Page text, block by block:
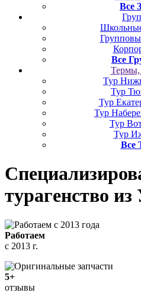
Все
Все
Термы,
Тур
Тур
Тур
Тур
Тур
Тур
Все
турагенство
Работаем
с 2013 г.
5+
отзывы